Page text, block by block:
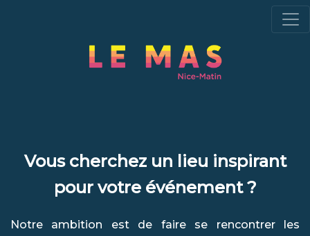
Vous cherchez un lieu inspirant
pour votre événement ?
Notre ambition est de faire se rencontrer les